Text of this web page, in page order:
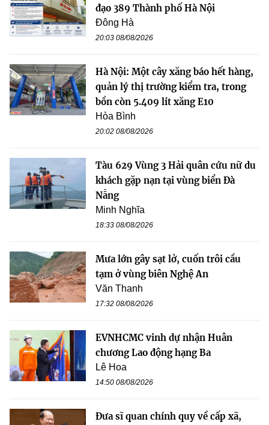
đạo 389 Thành phố Hà Nội
Đông Hà
20:03 08/08/2026
Hà Nội: Một cây xăng báo hết hàng,
quản lý thị trường kiểm tra, trong
bồn còn 5.409 lít xăng E10
Hòa Bình
20:02 08/08/2026
Tàu 629 Vùng 3 Hải quân cứu nữ du
khách gặp nạn tại vùng biển Đà
Nẵng
Minh Nghĩa
18:33 08/08/2026
Mưa lớn gây sạt lở, cuốn trôi cầu
tạm ở vùng biên Nghệ An
Văn Thanh
17:32 08/08/2026
EVNHCMC vinh dự nhận Huân
chương Lao động hạng Ba
Lê Hoa
14:50 08/08/2026
Đưa sĩ quan chính quy về cấp xã,